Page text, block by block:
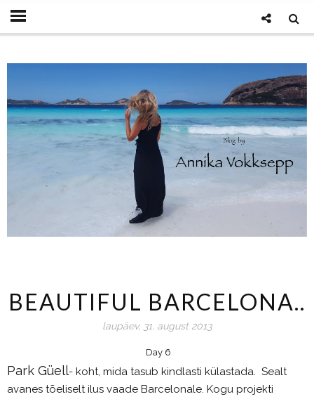
BEAUTIFUL BARCELONA..
laupäev, 31. august 2013
Day 6
Park Güell- koht, mida tasub kindlasti külastada. Sealt
avanes tõeliselt ilus vaade Barcelonale. Kogu projekti